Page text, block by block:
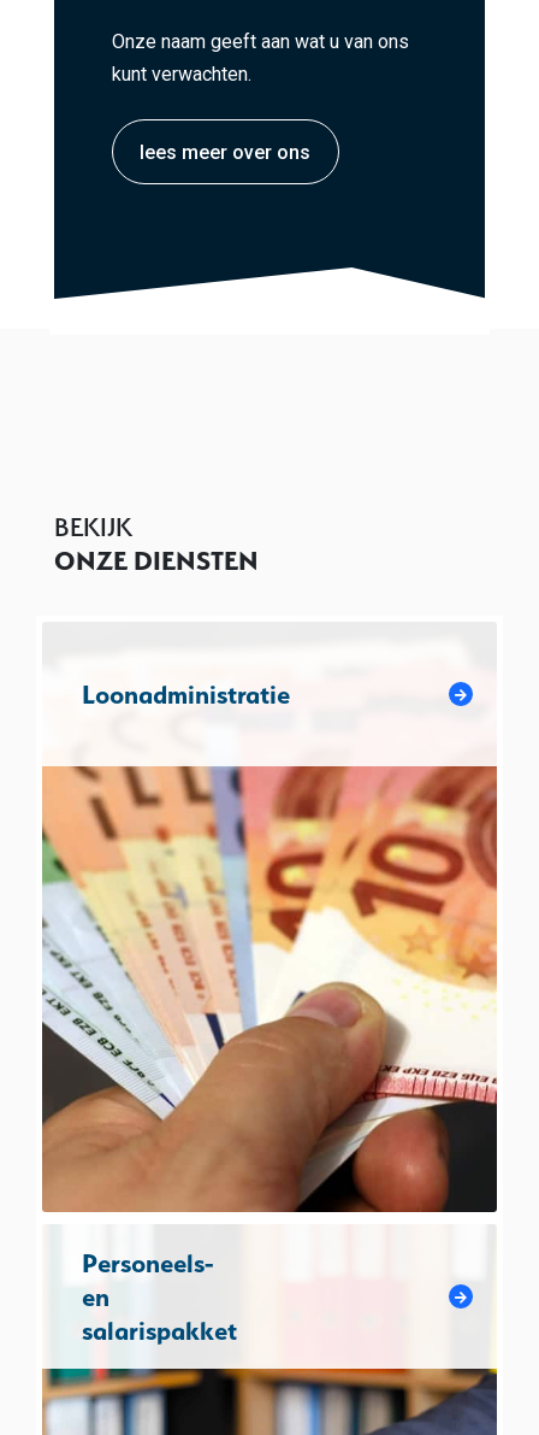
Onze naam geeft aan wat u van ons
kunt verwachten.
lees meer over ons
BEKIJK
ONZE DIENSTEN
Loonadministratie
Personeels-
en
salarispakket